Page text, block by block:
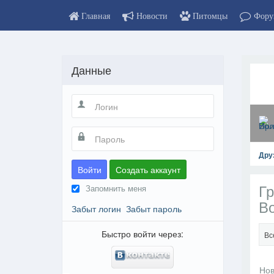
Главная Новости Питомцы
Данные
Войти Создать аккаунт
Запомнить меня
Забыт логин Забыт пароль
Быстро войти через: